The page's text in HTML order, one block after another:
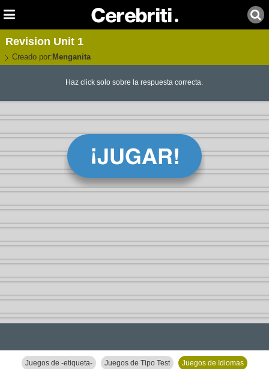
Revision Unit 1
Creado por: Menganita
Haz click solo sobre la respuesta correcta.
Juegos de -etiqueta- Juegos de Tipo Test Juegos de Idiomas